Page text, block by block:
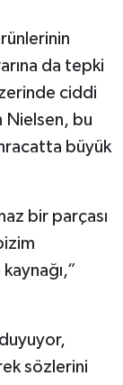
da tepki
ciddi
Nielsen, bu
büyük
bir parçası
sözlerini